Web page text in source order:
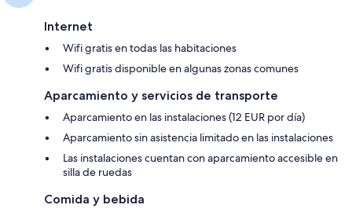
Internet
Wifi gratis en todas las habitaciones
Wifi gratis disponible en algunas zonas comunes
Aparcamiento y servicios de transporte
Aparcamiento en las instalaciones (12 EUR por día)
Aparcamiento sin asistencia limitado en las instalaciones
Las instalaciones cuentan con aparcamiento accesible en
silla de ruedas
Comida y bebida